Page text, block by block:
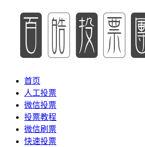
首页
人工投票
微信投票
投票教程
微信刷票
快速投票